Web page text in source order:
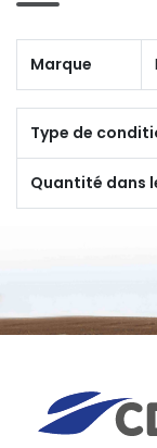
Marque
Type de
Quantité dans